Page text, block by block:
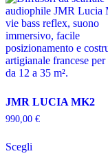
JMR LUCIA MK2
990,00 €
Scegliprodotto